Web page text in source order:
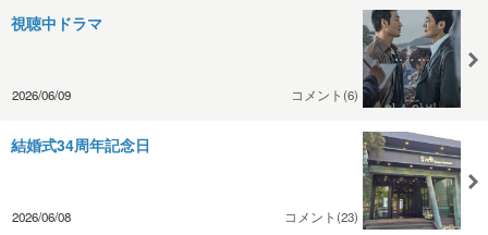
視聴中ドラマ
2026/06/09 コメント(6)
結婚式34周年記念日
2026/06/08 コメント(23)